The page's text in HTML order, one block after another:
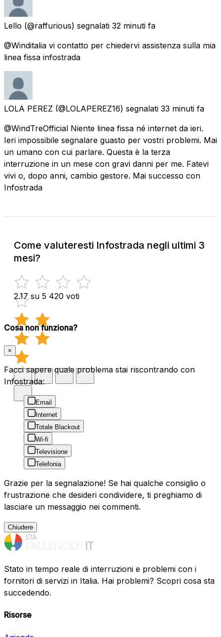
Lello (@raffurious) segnalati 32 minuti fa
@Winditalia vi contatto per chiedervi assistenza sulla mia
linea fissa infostrada
LOLA PEREZ (@LOLAPEREZ16) segnalati 33 minuti fa
@WindTreOfficial Niente linea fissa né internet da ieri.
Ieri impossibile segnalare guasto per vostri problemi. Mai
un umano con cui parlare. Questa è la terza
interruzione in un mese con gravi danni per me. Fatevi
vivi o, dopo anni, cambio gestore. Mai successo con
Infostrada
Come valuteresti Infostrada negli ultimi 3
mesi?
2.17 su 5 420 voti
Cosa non funziona?
×
Facci sapere quale problema stai riscontrando con
Infostrada:
Email
Internet
Totale Blackout
Wi-fi
Televisione
Telefonia
Grazie per la segnalazione! Se hai qualche consiglio o
frustrazione che desideri condividere, ti preghiamo di
lasciare un messaggio nei commenti.
Chiudere
Stato in tempo reale di interruzioni e problemi con i
fornitori di servizi in Italia. Hai problemi? Scopri cosa sta
succedendo.
Risorse